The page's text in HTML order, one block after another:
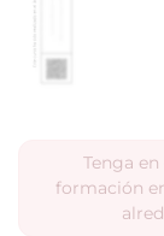
Tenga
formación